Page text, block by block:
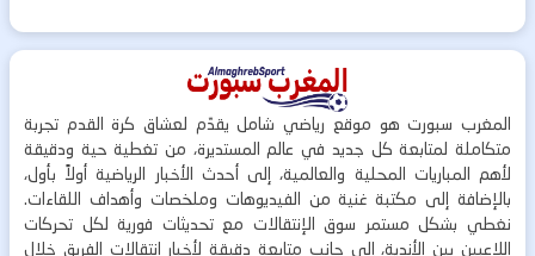
المغرب سبورت هو موقع رياضي شامل يقدّم لعشاق كرة القدم تجربة
متكاملة لمتابعة كل جديد في عالم المستديرة، من تغطية حية ودقيقة
لأهم المباريات المحلية والعالمية، إلى أحدث الأخبار الرياضية أولاً بأول،
بالإضافة إلى مكتبة غنية من الفيديوهات وملخصات وأهداف اللقاءات.
نغطي بشكل مستمر سوق الإنتقالات مع تحديثات فورية لكل تحركات
اللاعبين بين الأندية، إلى جانب متابعة دقيقة لأخبار انتقالات الفريق خلال